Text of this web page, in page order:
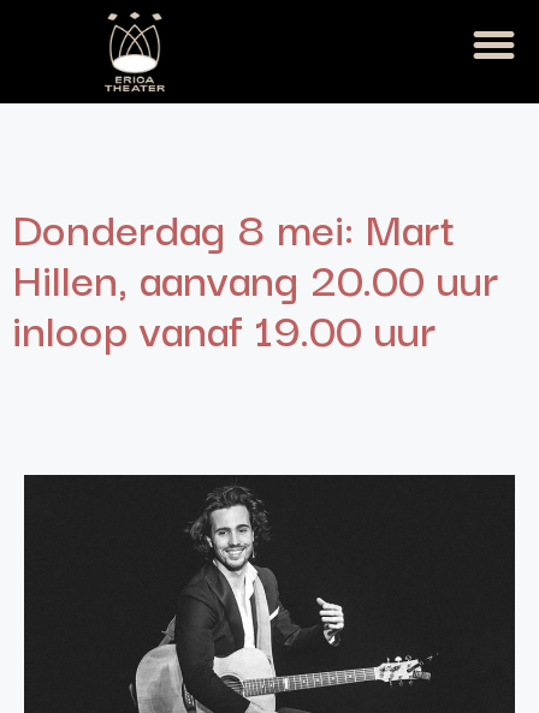
Donderdag 8 mei: Mart
Hillen, aanvang 20.00 uur
inloop vanaf 19.00 uur